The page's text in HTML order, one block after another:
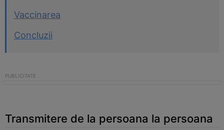
Vaccinarea
Concluzii
Transmitere de la persoana la persoana